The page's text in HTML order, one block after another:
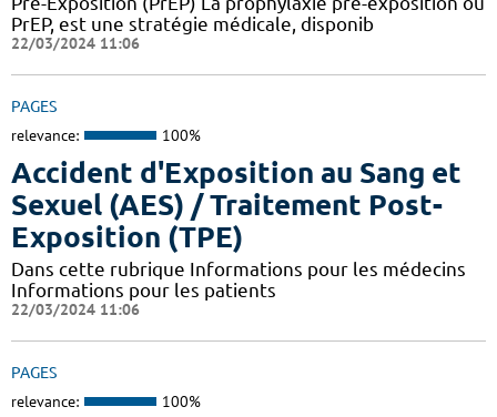
PrEP, est une stratégie médicale, disponib
22/03/2024 11:06
PAGES
relevance: 100%
Accident d'Exposition au Sang et
Sexuel (AES) / Traitement Post-
Exposition (TPE)
Dans cette rubrique Informations pour les médecins
Informations pour les patients
22/03/2024 11:06
PAGES
relevance: 100%